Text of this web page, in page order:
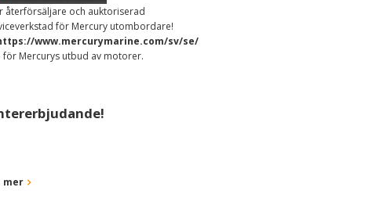
återförsäljare och auktoriserad
för Mercury utombordare!
www.mercurymarine.com/sv/se/
för Mercurys utbud av motorer.
mer